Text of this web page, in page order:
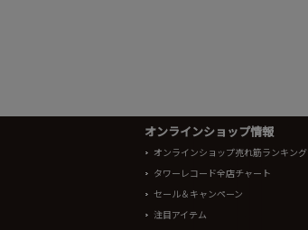
オンラインショップ情報
オンラインショップ売れ筋ランキング
タワーレコード全店チャート
セール＆キャンペーン
注目アイテム